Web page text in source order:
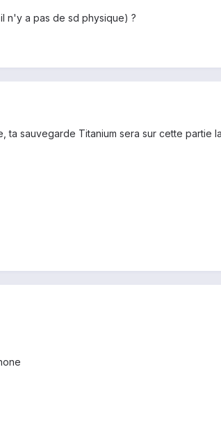
n'y a pas de sd physique) ?
sauvegarde Titanium sera sur cette partie